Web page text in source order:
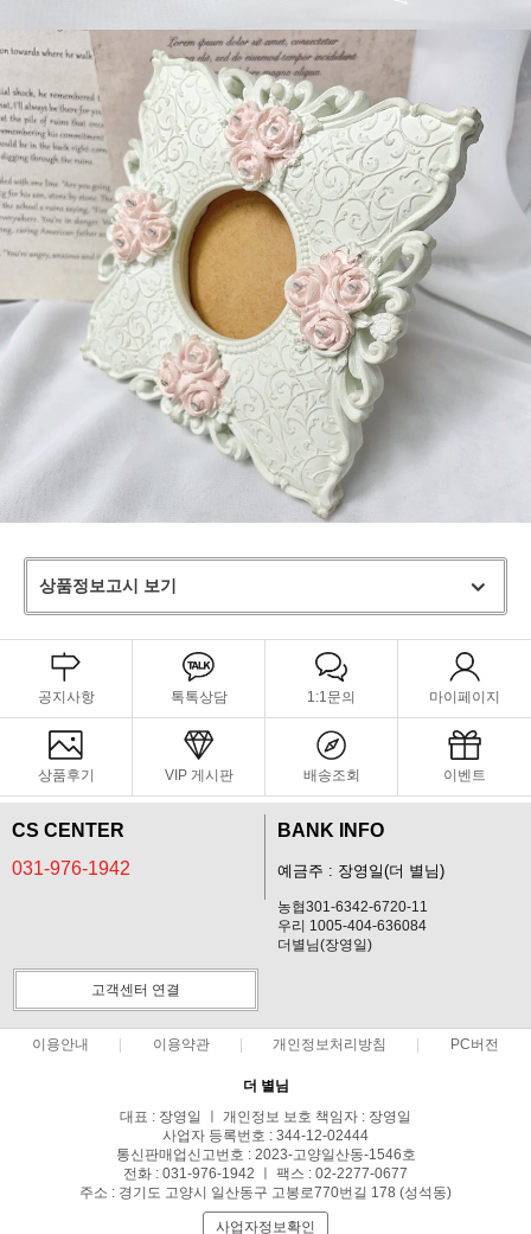
상품정보고시 보기
공지사항 톡톡상담 1:1문의 마이페이지
상품후기 VIP 게시판 배송조회 이벤트
CS CENTER
031-976-1942
BANK INFO
예금주 : 장영일(더 별님)
농협301-6342-6720-11
우리 1005-404-636084
더별님(장영일)
고객센터 연결
이용안내 이용약관 개인정보처리방침 PC버전
더 별님
대표 : 장영일 ㅣ 개인정보 보호 책임자 : 장영일
사업자 등록번호 : 344-12-02444
통신판매업신고번호 : 2023-고양일산동-1546호
전화 : 031-976-1942 ㅣ 팩스 : 02-2277-0677
주소 : 경기도 고양시 일산동구 고봉로770번길 178 (성석동)
사업자정보확인